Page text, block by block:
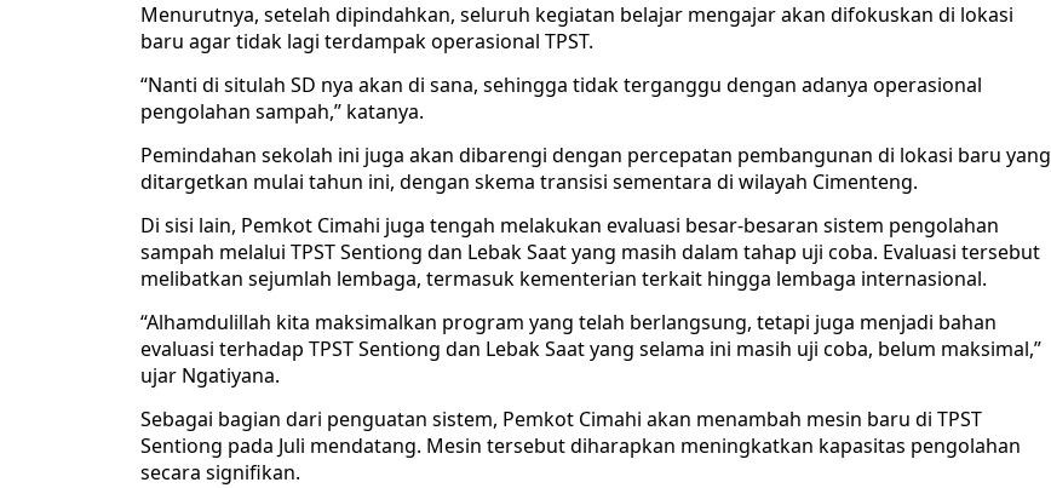
Menurutnya, setelah dipindahkan, seluruh kegiatan belajar mengajar akan difokuskan di lokasi
baru agar tidak lagi terdampak operasional TPST.
“Nanti di situlah SD nya akan di sana, sehingga tidak terganggu dengan adanya operasional
pengolahan sampah,” katanya.
Pemindahan sekolah ini juga akan dibarengi dengan percepatan pembangunan di lokasi baru yang
ditargetkan mulai tahun ini, dengan skema transisi sementara di wilayah Cimenteng.
Di sisi lain, Pemkot Cimahi juga tengah melakukan evaluasi besar-besaran sistem pengolahan
sampah melalui TPST Sentiong dan Lebak Saat yang masih dalam tahap uji coba. Evaluasi tersebut
melibatkan sejumlah lembaga, termasuk kementerian terkait hingga lembaga internasional.
“Alhamdulillah kita maksimalkan program yang telah berlangsung, tetapi juga menjadi bahan
evaluasi terhadap TPST Sentiong dan Lebak Saat yang selama ini masih uji coba, belum maksimal,”
ujar Ngatiyana.
Sebagai bagian dari penguatan sistem, Pemkot Cimahi akan menambah mesin baru di TPST
Sentiong pada Juli mendatang. Mesin tersebut diharapkan meningkatkan kapasitas pengolahan
secara signifikan.